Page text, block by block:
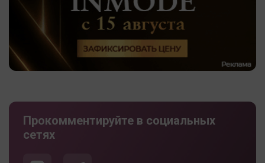
Прокомментируйте в социальных
сетях